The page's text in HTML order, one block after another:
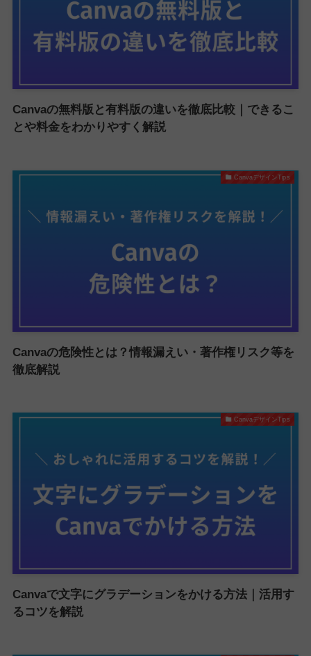
Canvaの無料版と有料版の違いを徹底比較｜できるこ
とや料金をわかりやすく解説
CanvaデザインTips
Canvaの危険性とは？情報漏えい・著作権リスク等を
徹底解説
CanvaデザインTips
Canvaで文字にグラデーションをかける方法｜活用す
るコツを解説